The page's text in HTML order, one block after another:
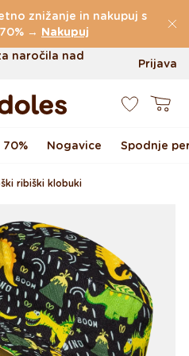
znižanje in nakupuj s
→ Nakupuj
naročila nad
Prijava
Košarica
Nogavice Spodnje
ribiški klobuki